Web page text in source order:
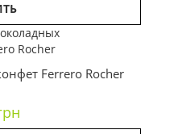
Ferrero Rocher